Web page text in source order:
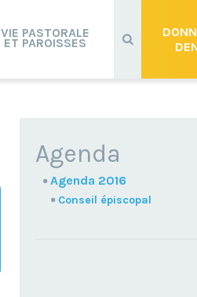
VIE PASTORALE
ET PAROISSES
NAVIGATION
Agenda
Agenda 2016
Conseil épiscopal